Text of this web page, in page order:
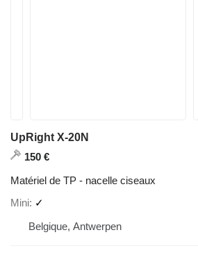
UpRight X-20N
150 €
Matériel de TP - nacelle ciseaux
Mini ✓
Belgique, Antwerpen